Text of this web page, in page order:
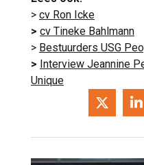
> cv Ron Icke
> cv Tineke Bahlmann
> Bestuurders USG
> Interview Jeannine
Unique